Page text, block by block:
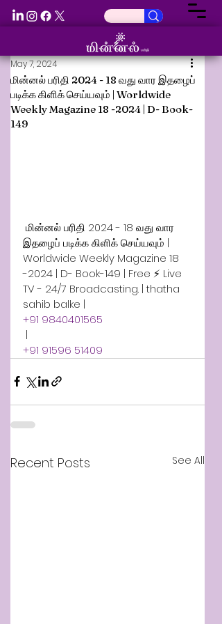
மின்னல் பரிதி 2024 - 18 வது வார இதழைப்
படிக்க கிளிக் செய்யவும் | Worldwide
Weekly Magazine 18 -2024 | D- Book-
149
May 7, 2024
மின்னல் பரிதி 2024 - 18 வது வார
இதழைப் படிக்க கிளிக் செய்யவும் |
Worldwide Weekly Magazine 18
-2024 | D- Book-149 | Free ⚡ Live
TV - 24/7 Broadcasting. | thatha
sahib balke |
+91 9840401565
|
+91 91596 51409
Recent Posts See All